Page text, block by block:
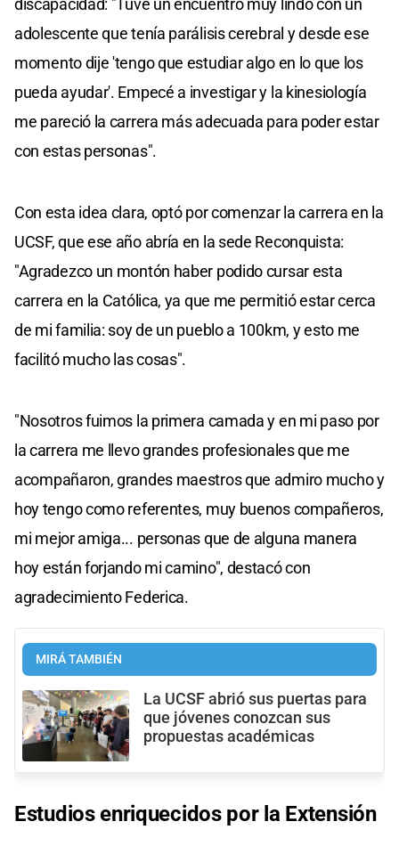
adolescente que tenía parálisis cerebral y desde ese
momento dije 'tengo que estudiar algo en lo que los
pueda ayudar'. Empecé a investigar y la kinesiología
me pareció la carrera más adecuada para poder estar
con estas personas".
Con esta idea clara, optó por comenzar la carrera en la
UCSF, que ese año abría en la sede Reconquista:
"Agradezco un montón haber podido cursar esta
carrera en la Católica, ya que me permitió estar cerca
de mi familia: soy de un pueblo a 100km, y esto me
facilitó mucho las cosas".
"Nosotros fuimos la primera camada y en mi paso por
la carrera me llevo grandes profesionales que me
acompañaron, grandes maestros que admiro mucho y
hoy tengo como referentes, muy buenos compañeros,
mi mejor amiga... personas que de alguna manera
hoy están forjando mi camino", destacó con
agradecimiento Federica.
MIRÁ TAMBIÉN
La UCSF abrió sus puertas para
que jóvenes conozcan sus
propuestas académicas
Estudios enriquecidos por la Extensión